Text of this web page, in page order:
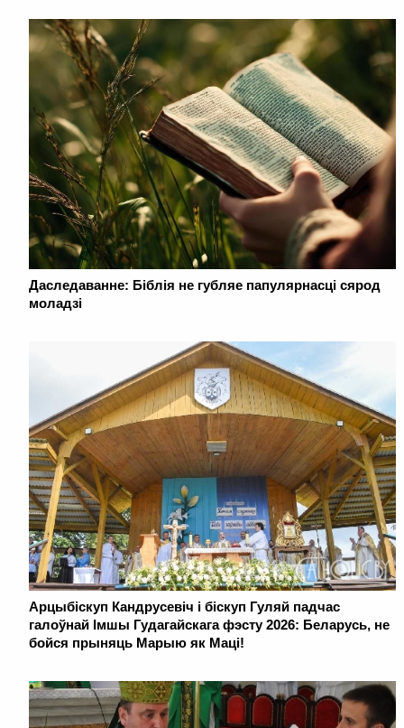
Даследаванне: Біблія не губляе папулярнасці сярод
моладзі
Арцыбіскуп Кандрусевіч і біскуп Гуляй падчас
галоўнай Імшы Гудагайскага фэсту 2026: Беларусь, не
бойся прыняць Марыю як Маці!